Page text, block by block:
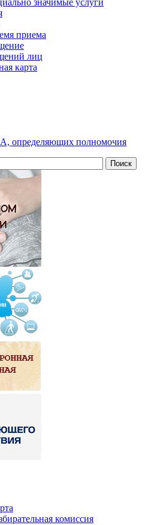
значимые услуги
приема
лиц
карта
определяющих полномочия
комиссия